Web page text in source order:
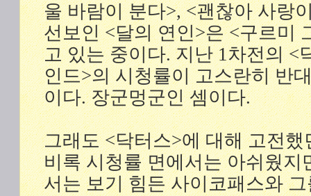
울 바람이 분다>, <괜찮아 사랑
선보인 <달의 연인>은 <구르미
고 있는 중이다. 지난 1차전의 <
인드>의 시청률이 고스란히 반
이다. 장군멍군인 셈이다.
그래도 <닥터스>에 대해 고전
비록 시청률 면에서는 아쉬웠지
서는 보기 힘든 사이코패스와